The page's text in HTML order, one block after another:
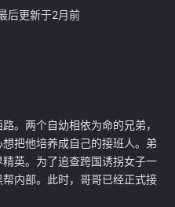
更新于2月前
。两个自幼相依为命的兄弟，
把他培养成自己的接班人。弟
英。为了追查跨国诱拐女子一
内部。此时，哥哥已经正式接